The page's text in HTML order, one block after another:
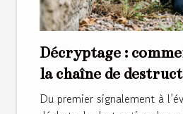
Décryptage :
la chaîne de
nuisibles
Du premier signalement à